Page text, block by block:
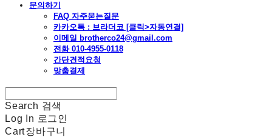
문의하기
FAQ 자주묻는질문
카카오톡 : 브라더코 [클릭>자동연결]
이메일 brotherco24@gmail.com
전화 010-4955-0118
간단견적요청
맞춤결제
Search 검색
Log In 로그인
Cart장바구니